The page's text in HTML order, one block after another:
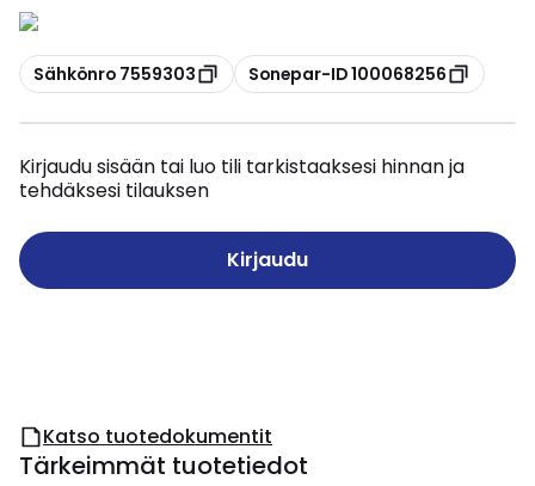
Kopioi
Sähkönro 7559303 Kopioi
Sonepar-ID 100068256
Kirjaudu sisään tai luo tili tarkistaaksesi hinnan ja
tehdäksesi tilauksen
Kirjaudu
Katso tuotedokumentit
Tärkeimmät tuotetiedot